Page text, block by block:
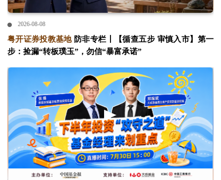
2026-08-08
粤开证券投教基地 防非专栏丨【循查五步 审慎入市】第一
步：捡漏“转板璞玉”，勿信“暴富承诺”